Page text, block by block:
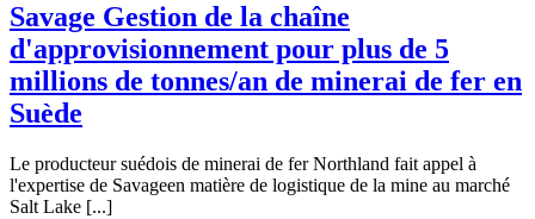
Savage Gestion de la chaîne
d'approvisionnement pour plus de 5
millions de tonnes/an de minerai de fer en
Suède
Le producteur suédois de minerai de fer Northland fait appel à
l'expertise de Savageen matière de logistique de la mine au marché
Salt Lake [...]